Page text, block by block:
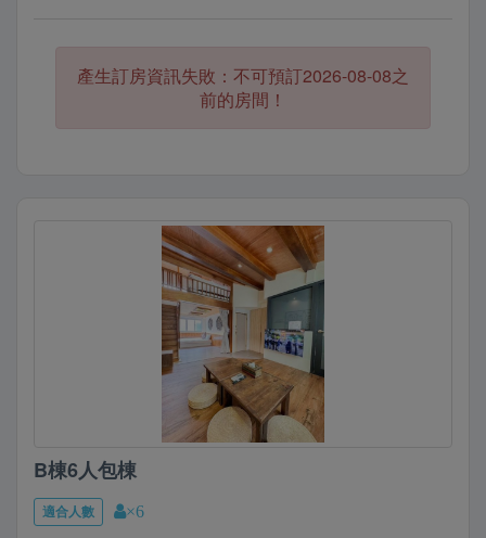
產生訂房資訊失敗：不可預訂2026-08-08之
前的房間！
B棟6人包棟
適合人數 ×6